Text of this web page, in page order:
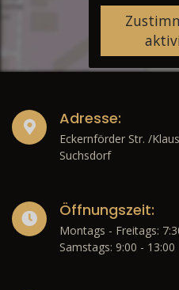
Adresse:
Eckernförder Str. /
Suchsdorf
Öffnungszeit:
Montags - Freitags:
Samstags: 9:00 - 13:00